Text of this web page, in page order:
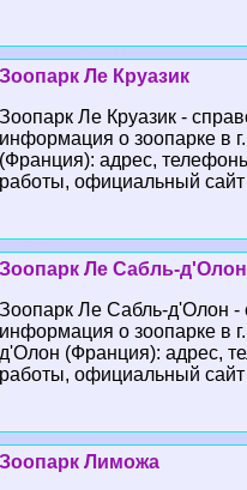
Зоопарк Ле Круазик
Зоопарк Ле Круазик -
информация о зоопарке в
(Франция): адрес,
работы, официальный сайт
Зоопарк Ле Сабль-д'Олон
Зоопарк Ле Сабль-д'Олон -
информация о зоопарке в
д'Олон (Франция): адрес,
работы, официальный сайт
Зоопарк Лиможа